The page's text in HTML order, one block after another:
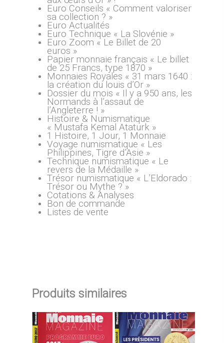
Euro Conseils « Comment valoriser
sa collection ? »
Euro Actualités
Euro Technique « La Slovénie »
Euro Zoom « Le Billet de 20
euros »
Papier monnaie français « Le billet
de 25 Francs, type 1870 »
Monnaies Royales « 31 mars 1640 :
la création du louis d’Or »
Dossier du mois « Il y a 950 ans, les
Normands à l’assaut de
l’Angleterre ! »
Histoire & Numismatique
« Mustafa Kemal Ataturk »
1 Histoire, 1 Jour, 1 Monnaie
Voyage numismatique « Les
Philippines, Tigre d’Asie »
Technique numismatique « Le
revers de la Médaille »
Trésor numismatique « L’Eldorado :
Trésor ou Mythe ? »
Cotations & Analyses
Bon de commande
Listes de vente
Produits similaires